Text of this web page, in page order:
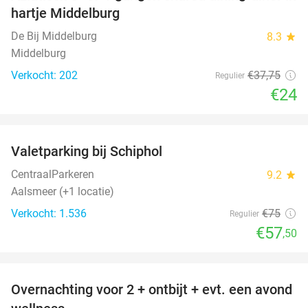
hartje Middelburg
De Bij Middelburg 8.3 star
Middelburg
Verkocht: 202
Regulier €37,75
€24
Valetparking bij Schiphol
CentraalParkeren 9.2 star
Aalsmeer (+1 locatie)
Verkocht: 1.536
Regulier €75
€57,50
21%
Overnachting voor 2 + ontbijt + evt. een avond